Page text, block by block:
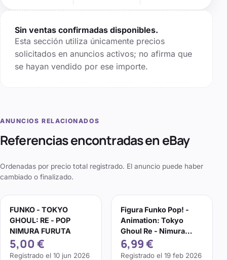
Sin ventas confirmadas disponibles.
Esta sección utiliza únicamente precios
solicitados en anuncios activos; no afirma que
se hayan vendido por ese importe.
ANUNCIOS RELACIONADOS
Referencias encontradas en eBay
Ordenadas por precio total registrado. El anuncio puede haber
cambiado o finalizado.
FUNKO - TOKYO
GHOUL: RE - POP
NIMURA FURUTA
5,00 €
Registrado el 10 jun 2026
Figura Funko Pop! -
Animation: Tokyo
Ghoul Re - Nimura
Furuta, Vinilo, 9 cm
6,99 €
Registrado el 19 feb 2026